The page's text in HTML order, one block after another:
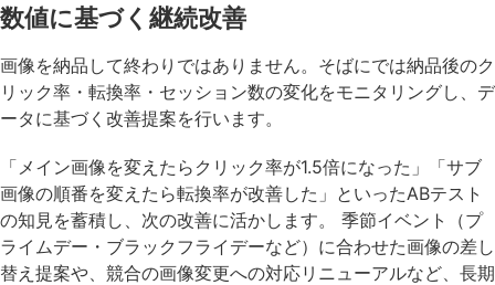
数値に基づく継続改善
画像を納品して終わりではありません。そばにでは納品後のク
リック率・転換率・セッション数の変化をモニタリングし、デ
ータに基づく改善提案を行います。
「メイン画像を変えたらクリック率が1.5倍になった」「サブ
画像の順番を変えたら転換率が改善した」といったABテスト
の知見を蓄積し、次の改善に活かします。 季節イベント（プ
ライムデー・ブラックフライデーなど）に合わせた画像の差し
替え提案や、競合の画像変更への対応リニューアルなど、長期